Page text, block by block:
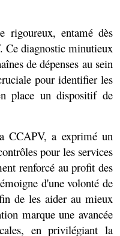
rigoureux, entamé dès
Ce diagnostic minutieux
de dépenses au sein
pour identifier les
place un dispositif de
CCAPV, a exprimé un
pour les services
renforcé au profit des
d'une volonté de
de les aider au mieux
marque une avancée
en privilégiant la